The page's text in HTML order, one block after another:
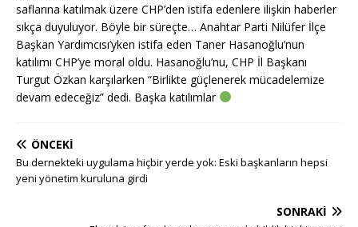
saflarına katılmak üzere CHP’den istifa edenlere ilişkin haberler
sıkça duyuluyor. Böyle bir süreçte… Anahtar Parti Nilüfer İlçe
Başkan Yardımcısı’yken istifa eden Taner Hasanoğlu’nun
katılımı CHP’ye moral oldu. Hasanoğlu’nu, CHP İl Başkanı
Turgut Özkan karşılarken “Birlikte güçlenerek mücadelemize
devam edeceğiz” dedi. Başka katılımlar
ÖNCEKI
Bu dernekteki uygulama hiçbir yerde yok: Eski başkanların hepsi
yeni yönetim kuruluna girdi
SONRAKI